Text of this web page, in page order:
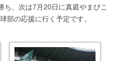
、次は7月20日に真庭やまびこ
部の応援に行く予定です。